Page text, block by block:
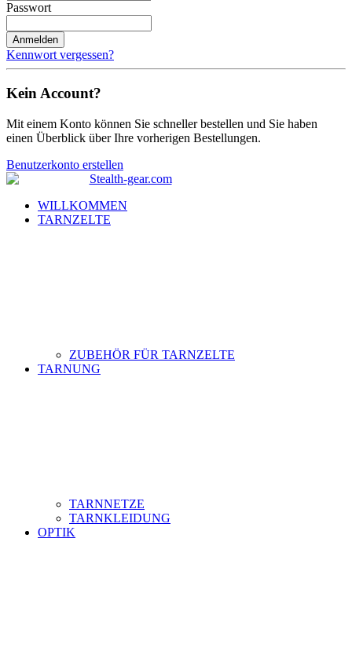
Passwort
Anmelden
Kennwort vergessen?
Kein Account?
Mit einem Konto können Sie schneller bestellen und Sie haben
einen Überblick über Ihre vorherigen Bestellungen.
Benutzerkonto erstellen
WILLKOMMEN
TARNZELTE
ZUBEHÖR FÜR TARNZELTE
TARNUNG
TARNNETZE
TARNKLEIDUNG
OPTIK